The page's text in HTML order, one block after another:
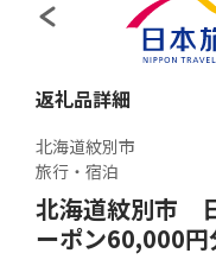
返礼品詳細
北海道紋別市
旅行・宿泊
北海道紋別市
ーポン60,000円